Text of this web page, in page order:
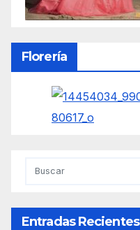
Florería
Entradas Recientes